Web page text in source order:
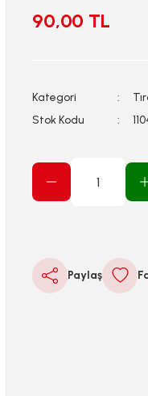
90,00 TL
Kategori
Stok Kodu
Paylaş